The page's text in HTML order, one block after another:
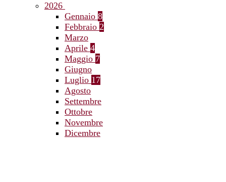
2026
Gennaio 8
Febbraio 2
Marzo
Aprile 4
Maggio 7
Giugno
Luglio 17
Agosto
Settembre
Ottobre
Novembre
Dicembre